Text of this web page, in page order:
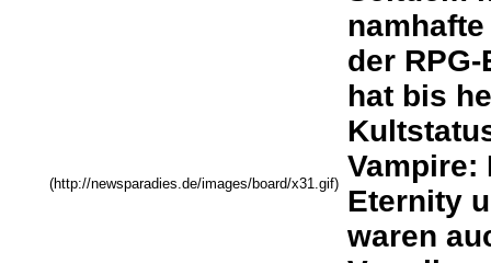
(http://newsparadies.de/images/board/x31.gif)
der
hat bis
Eternity
waren